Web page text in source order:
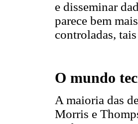
e disseminar
parece bem
controladas,
O mundo
A maioria das
Morris e